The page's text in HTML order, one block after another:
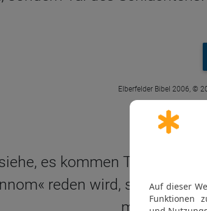
Elberfelder Bibel 2006, ©
es kommen Tage,
reden wird, sondern
müssen,